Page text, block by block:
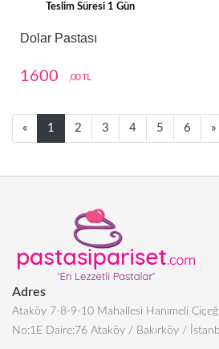
Teslim Süresi 1 Gün
Dolar Pastası
1600 ,00 TL
«Next1 2 3 4 5 6 »
Adres
Ataköy 7-8-9-10 Mahallesi Hanımeli
No:1E Daire:76 Ataköy / Bakırköy /